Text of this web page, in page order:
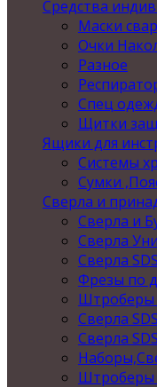
Средства
Маски
Очки
Разное
Спец
Щитки
Ящики для
Системы
Сумки
Сверла и
Сверла и
Сверла
Сверла
Фрезы по
Штроберы
Сверла
Сверла
Штроберы